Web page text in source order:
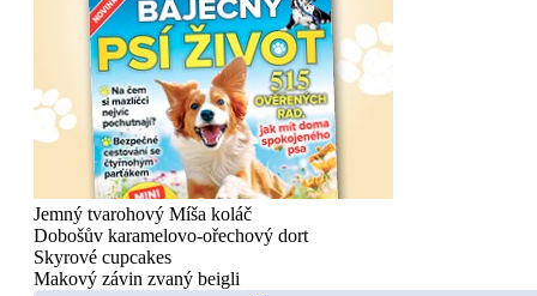
Jemný tvarohový Míša koláč
Dobošův karamelovo-ořechový dort
Skyrové cupcakes
Makový závin zvaný beigli